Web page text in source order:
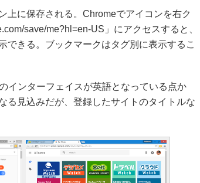
に保存される。Chromeでアイコンを右ク
save/me?hl=en-US」にアクセスすると、
できる。ブックマークはタグ別に表示するこ
インターフェイスが英語となっている点か
る見込みだが、登録したサイトのタイトルな